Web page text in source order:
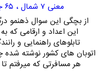
معنی ۷ شمال ، ۶۵ جنوب یا ۲ غرب در جاده ها چیست ؟
از بچگی این سوال ذهنمو
این اعداد و ارقامی که
تابلوهای راهنمایی و
اتوبان های کشور نوشته
هر مسافرتی که میرفتم